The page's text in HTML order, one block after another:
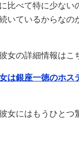
比べて特に少ない
いているからなの
女の詳細情報はこ
は銀座一徳のホス
女にはもうひとつ